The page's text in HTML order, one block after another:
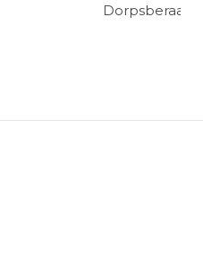
Dorpsberaad